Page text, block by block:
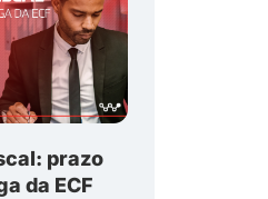
prazo
da ECF